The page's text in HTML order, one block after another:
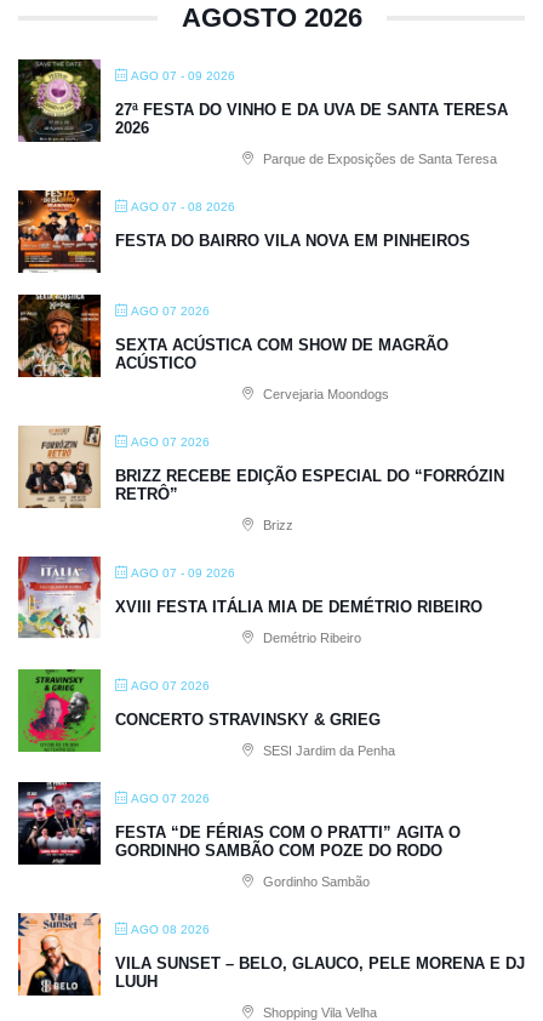
AGOSTO 2026
AGO 07 - 09 2026
27ª FESTA DO VINHO E DA UVA DE SANTA TERESA
2026
Parque de Exposições de Santa Teresa
AGO 07 - 08 2026
FESTA DO BAIRRO VILA NOVA EM PINHEIROS
AGO 07 2026
SEXTA ACÚSTICA COM SHOW DE MAGRÃO
ACÚSTICO
Cervejaria Moondogs
AGO 07 2026
BRIZZ RECEBE EDIÇÃO ESPECIAL DO “FORRÓZIN
RETRÔ”
Brizz
AGO 07 - 09 2026
XVIII FESTA ITÁLIA MIA DE DEMÉTRIO RIBEIRO
Demétrio Ribeiro
AGO 07 2026
CONCERTO STRAVINSKY & GRIEG
SESI Jardim da Penha
AGO 07 2026
FESTA “DE FÉRIAS COM O PRATTI” AGITA O
GORDINHO SAMBÃO COM POZE DO RODO
Gordinho Sambão
AGO 08 2026
VILA SUNSET – BELO, GLAUCO, PELE MORENA E DJ
LUUH
Shopping Vila Velha